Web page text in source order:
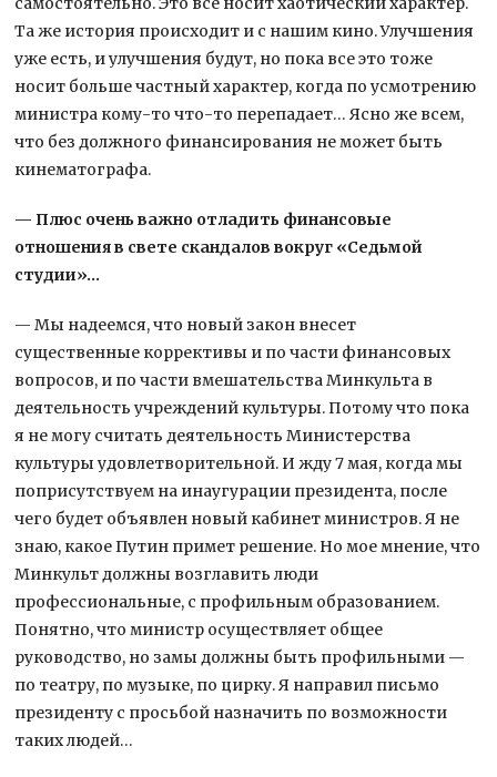
Та же история происходит и с нашим кино. Улучшения
уже есть, и улучшения будут, но пока все это тоже
носит больше частный характер, когда по усмотрению
министра кому-то что-то перепадает… Ясно же всем,
что без должного финансирования не может быть
кинематографа.
— Плюс очень важно отладить финансовые
отношения в свете скандалов вокруг «Седьмой
студии»…
— Мы надеемся, что новый закон внесет
существенные коррективы и по части финансовых
вопросов, и по части вмешательства Минкульта в
деятельность учреждений культуры. Потому что пока
я не могу считать деятельность Министерства
культуры удовлетворительной. И жду 7 мая, когда мы
поприсутствуем на инаугурации президента, после
чего будет объявлен новый кабинет министров. Я не
знаю, какое Путин примет решение. Но мое мнение, что
Минкульт должны возглавить люди
профессиональные, с профильным образованием.
Понятно, что министр осуществляет общее
руководство, но замы должны быть профильными —
по театру, по музыке, по цирку. Я направил письмо
президенту с просьбой назначить по возможности
таких людей…